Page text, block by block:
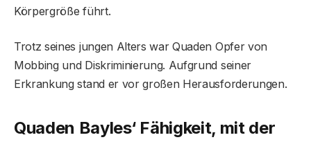
Körpergröße führt.
Trotz seines jungen Alters war Quaden Opfer von
Mobbing und Diskriminierung. Aufgrund seiner
Erkrankung stand er vor großen Herausforderungen.
Quaden Bayles‘ Fähigkeit, mit der